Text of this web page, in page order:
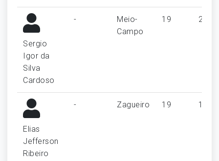
Sergio
Igor da
Silva
Cardoso
-
Meio-
Campo
19 2
Elias
Jefferson
Ribeiro
- Zagueiro 19 1